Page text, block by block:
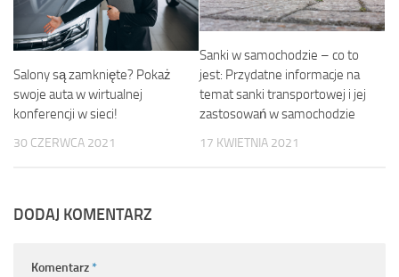
Salony są zamknięte? Pokaż
swoje auta w wirtualnej
konferencji w sieci!
30 CZERWCA 2021
Sanki w samochodzie – co to
jest: Przydatne informacje na
temat sanki transportowej i jej
zastosowań w samochodzie
17 KWIETNIA 2021
DODAJ KOMENTARZ
Komentarz*